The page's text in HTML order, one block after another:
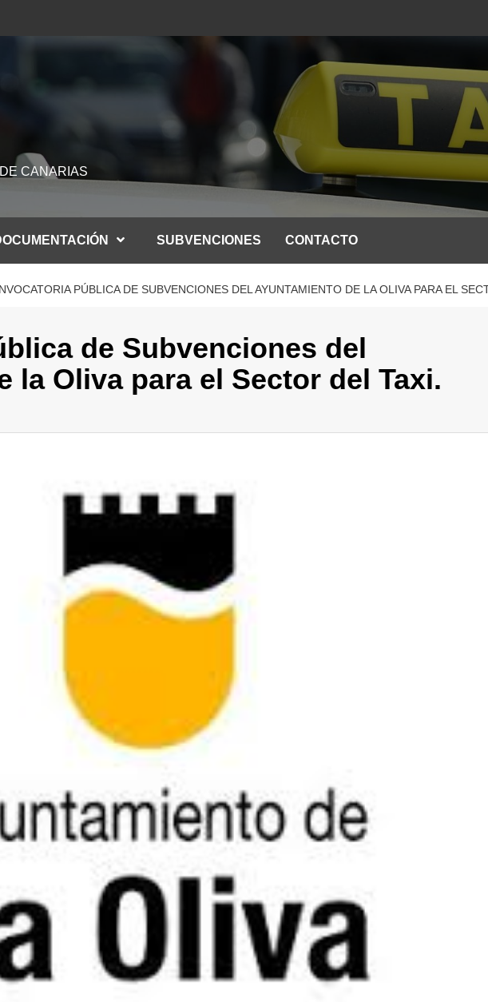
CANARIAS
SUBVENCIONES CONTACTO
PÚBLICA DE SUBVENCIONES DEL AYUNTAMIENTO DE LA OLIVA PARA EL
de Subvenciones del
la Oliva para el Sector del Taxi.